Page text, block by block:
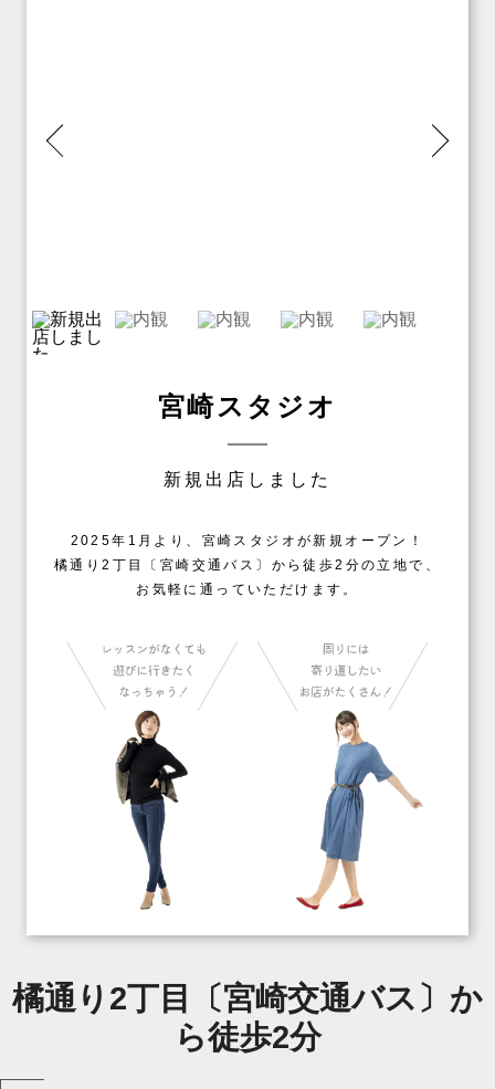
宮崎スタジオ
新規出店しました
2025年1月より、宮崎スタジオが新規オープン！
橘通り2丁目〔宮崎交通バス〕から徒歩2分の立地で、
お気軽に通っていただけます。
橘通り2丁目〔宮崎交通バス〕か
ら徒歩2分